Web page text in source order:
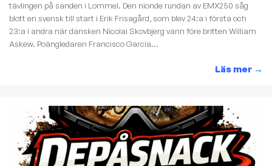
tävlingen på sanden i Lommel. Den nionde rundan av EMX250 såg
blott en svensk till start i Erik Frisagård, som blev 24:a i första och
23:a i andra när dansken Nicolai Skovbjerg vann före britten William
Askew. Poängledaren Francisco Garcia...
Läs mer →